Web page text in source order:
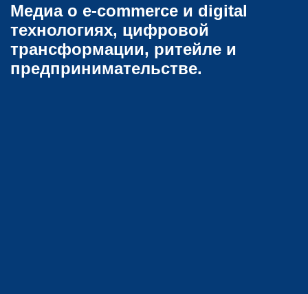
Медиа о e-commerce и digital
технологиях, цифровой
трансформации, ритейле и
предпринимательстве.